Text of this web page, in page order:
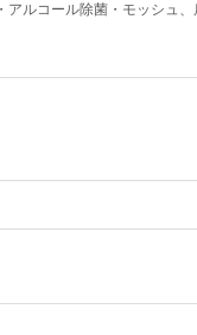
ルコール除菌・モッシュ